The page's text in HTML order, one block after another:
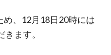
、12月18日20時には
ます。